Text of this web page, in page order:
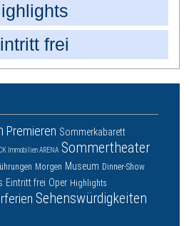
frei
Premieren Sommerkabarett
Immobilien ARENA Sommertheater
Morgen Museum Dinner-Show
Eintritt frei Oper Highlights
Sehenswürdigkeiten